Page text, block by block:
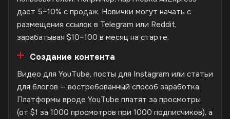
дает 5–10% с продаж. Новички могут начать с
размещения ссылок в Telegram или Reddit,
зарабатывая $10–100 в месяц на старте.
Создание контента
Видео для YouTube, посты для Instagram или статьи
для блогов — востребованный способ заработка.
Платформы вроде YouTube платят за просмотры
(от $1 за 1000 просмотров при 1000 подписчиков), а